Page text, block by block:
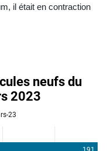
il était en contraction